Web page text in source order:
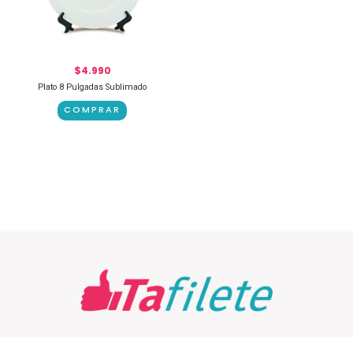
$4.990
Plato 8 Pulgadas Sublimado
COMPRAR